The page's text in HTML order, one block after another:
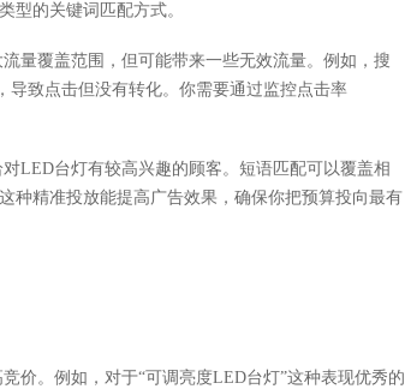
型的关键词匹配方式。
量覆盖范围，但可能带来一些无效流量。例如，搜
导致点击但没有转化。你需要通过监控点击率
LED台灯有较高兴趣的顾客。短语匹配可以覆盖相
种精准投放能提高广告效果，确保你把预算投向最有
价。例如，对于“可调亮度LED台灯”这种表现优秀的